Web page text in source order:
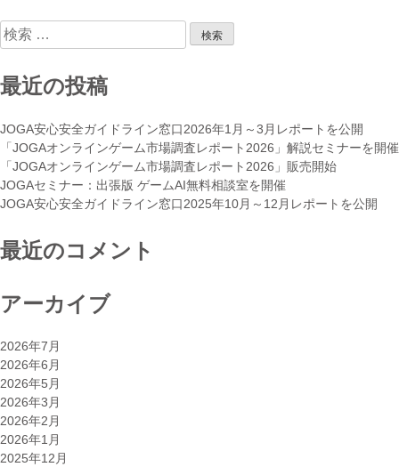
示
法
ミ
ナ
開
催”
検
索:
最近の投稿
JOGA安心安全ガイドライン窓口2026年1月～3月レポートを公開
「JOGAオンラインゲーム市場調査レポート2026」解説セミナーを開催
「JOGAオンラインゲーム市場調査レポート2026」販売開始
JOGAセミナー：出張版 ゲームAI無料相談室を開催
JOGA安心安全ガイドライン窓口2025年10月～12月レポートを公開
最近のコメント
アーカイブ
2026年7月
2026年6月
2026年5月
2026年3月
2026年2月
2026年1月
2025年12月